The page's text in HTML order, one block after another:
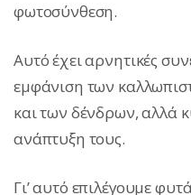
φωτοσύνθεση.
Αυτό έχει αρνητικές
εμφάνιση των
και των δένδρων, αλλά
ανάπτυξη τους.
Γι’ αυτό επιλέγουμε